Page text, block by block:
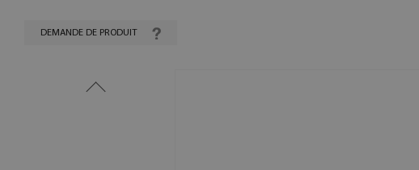
DEMANDE DE PRODUIT